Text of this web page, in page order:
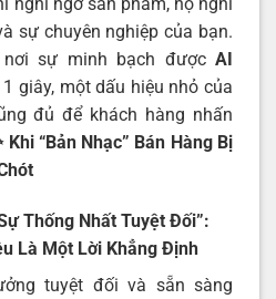
sự chuyên nghiệp của bạn.
nơi sự minh bạch đượcAI
giây, một dấu hiệu nhỏ của
đủ để khách hàng nhấn
Khi “Bản Nhạc” Bán Hàng Bị
Thống Nhất Tuyệt Đối”:
Là Một Lời Khẳng Định
tuyệt đối và sẵn sàng